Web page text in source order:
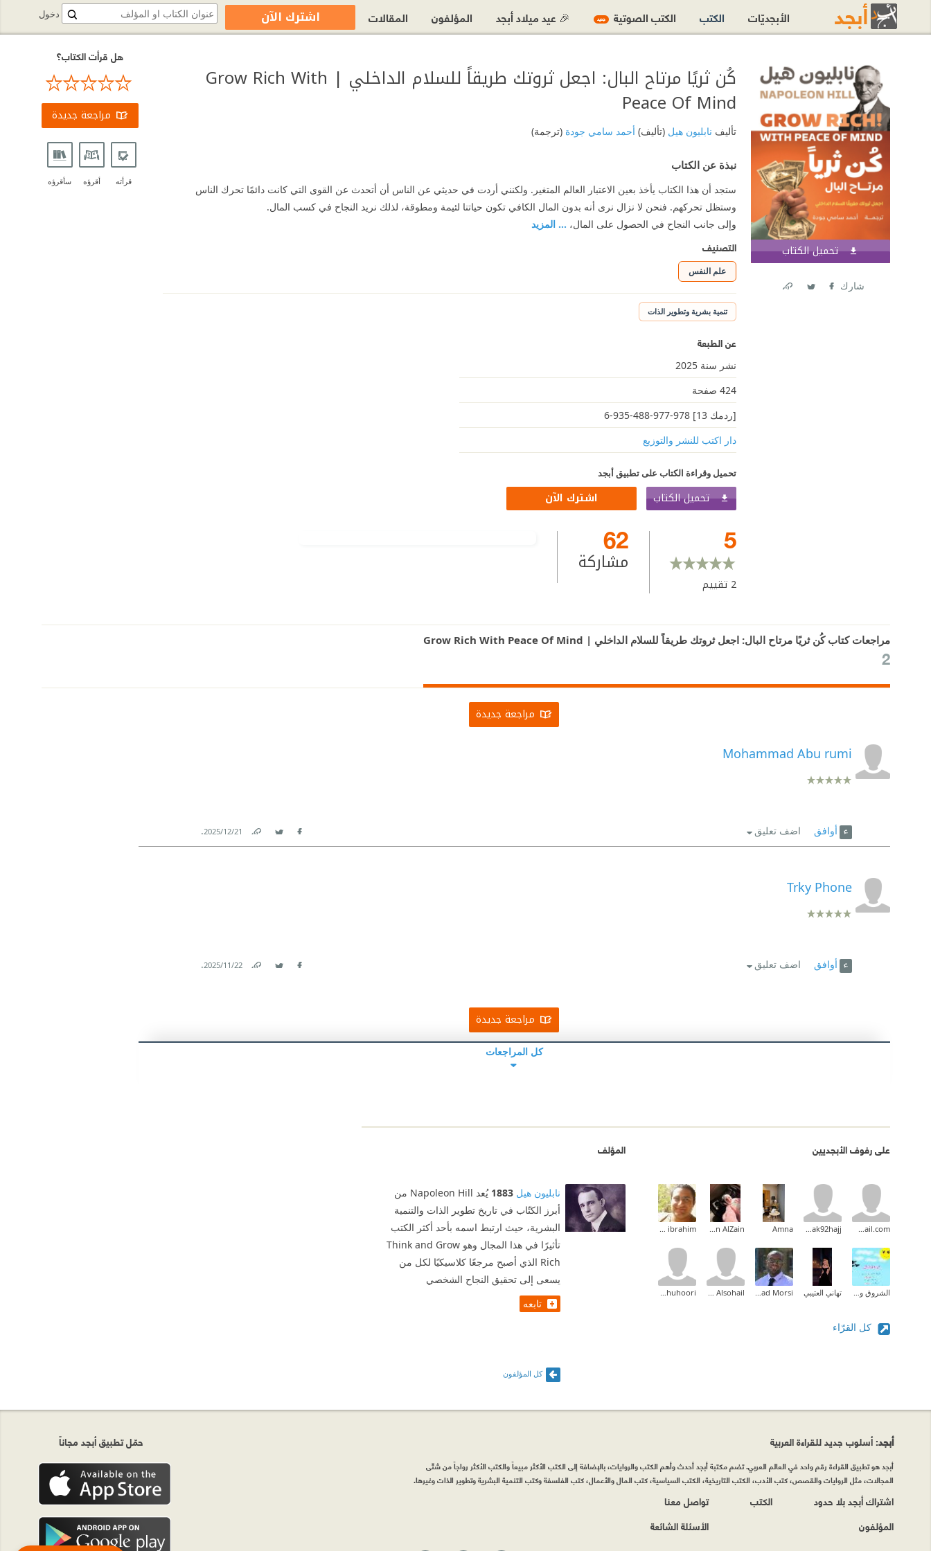
تحميل الكتاب اشترك الآن
شارك
كُن ثريًا مرتاح البال: اجعل ثروتك طريقاً للسلام الداخلي | Grow Rich With
Peace Of Mind
تأليف نابليون هيل(تأليف) أحمد سامي جودة(ترجمة)
نبذة عن الكتاب
ستجد أن هذا الكتاب يأخذ بعين الاعتبار العالم المتغير. ولكنني أردت في حديثي عن الناس أن أتحدث عن القوى التي كانت دائمًا تحرك الناس
وستظل تحركهم. فنحن لا نزال نرى أنه بدون المال الكافي تكون حياتنا لئيمة ومطوقة، لذلك نريد النجاح في كسب المال.
وإلى جانب النجاح في الحصول على المال، ... المزيد
التصنيف
علم النفس
تنمية بشرية وتطوير الذات
عن الطبعة
نشر سنة 2025
424 صفحة
[ردمك 13] 978-977-488-935-6
دار اكتب للنشر والتوزيع
تحميل وقراءة الكتاب على تطبيق أبجد
تحميل الكتاب اشترك الآن
5
2 تقييم
62
مشاركة
هل قرأت الكتاب؟
مراجعة جديدة
قرأته أقرؤه سأقرؤه
مراجعات كتاب كُن ثريًا مرتاح البال: اجعل ثروتك طريقاً للسلام الداخلي | Grow Rich With Peace Of Mind
2
مراجعة جديدة
Mohammad Abu rumi
Facebook
Twitter
Link
21‏/12‏/2025
. أوافق اضف تعليق
Trky Phone
22‏/11‏/2025
. أوافق اضف تعليق
مراجعة جديدة
كل المراجعات
على رفوف الأبجديين
achouaib.2013@gmail.com
tabarak92hajj
Amna
Nesreen AlZain
basem ibrahim
الشروق والفرح تهاني العتيبي Mouhanad Morsi
Aryam Alsohail
Fatima Al-Dhuhoori
كل القرّاء
المؤلف
نابليون هيل 1883
يُعد Napoleon Hill من
أبرز الكتّاب في تاريخ تطوير الذات والتنمية
البشرية، حيث ارتبط اسمه بأحد أكثر الكتب
تأثيرًا في هذا المجال وهو Think and Grow
Rich الذي أصبح مرجعًا كلاسيكيًا لكل من
يسعى إلى تحقيق النجاح الشخصي
تابعه
كل المؤلفون
دخول الأبجديّات الكتب الكتب الصوتية جديد 🎉 عيد ميلاد أبجد المؤلفون المقالات اشترك الآن
حمّل تطبيق أبجد مجاناً أبجد: أسلوب جديد للقراءة العربية
أبجد هو تطبيق القراءة رقم واحد في العالم العربي. تضم مكتبة أبجد أحدث وأهم الكتب والروايات، بالإضافة إلى الكتب الأكثر مبيعاً والكتب الأكثر رواجاً من شتّى
المجالات، مثل الروايات والقصص، كتب الأدب، الكتب التاريخية، الكتب السياسية، كتب المال والأعمال، كتب الفلسفة وكتب التنمية البشرية وتطوير الذات وغيرها.
اشتراك أبجد بلا حدود
المؤلفون
الكتب
تواصل معنا
الأسئلة الشائعة